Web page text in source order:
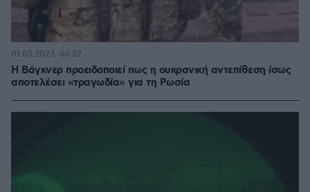
Η Βάγκνερ προειδοποιεί πως η ουκρανική αντεπίθεση ίσως
αποτελέσει «τραγωδία» για τη Ρωσία
01.05.2023, 06:22